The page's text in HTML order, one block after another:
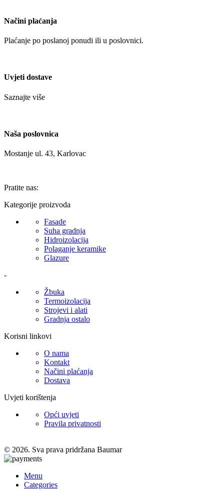
Načini plaćanja
Plaćanje po poslanoj ponudi ili u poslovnici.
Uvjeti dostave
Saznajte više
Naša poslovnica
Mostanje ul. 43, Karlovac
Pratite nas:
Kategorije proizvoda
Fasade
Suha gradnja
Hidroizolacija
Polaganje keramike
Glazure
-
Žbuka
Termoizolacija
Strojevi i alati
Gradnja ostalo
Korisni linkovi
O nama
Kontakt
Načini plaćanja
Dostava
Uvjeti korištenja
Opći uvjeti
Pravila privatnosti
© 2026. Sva prava pridržana Baumar
Menu
Categories